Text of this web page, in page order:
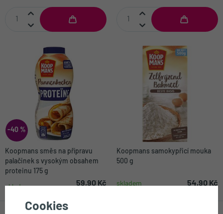
-40 %
Koopmans směs na přípravu
palačinek s vysokým obsahem
proteinu 175 g
skladem 59,90 Kč
Koopmans samokypřicí mouka
500 g
skladem 54,90 Kč
Cookies